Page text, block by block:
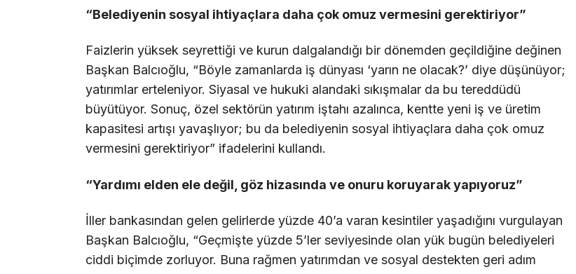
“Belediyenin sosyal ihtiyaçlara daha çok omuz vermesini gerektiriyor”
Faizlerin yüksek seyrettiği ve kurun dalgalandığı bir dönemden geçildiğine değinen
Başkan Balcıoğlu, “Böyle zamanlarda iş dünyası ‘yarın ne olacak?’ diye düşünüyor;
yatırımlar erteleniyor. Siyasal ve hukuki alandaki sıkışmalar da bu tereddüdü
büyütüyor. Sonuç, özel sektörün yatırım iştahı azalınca, kentte yeni iş ve üretim
kapasitesi artışı yavaşlıyor; bu da belediyenin sosyal ihtiyaçlara daha çok omuz
vermesini gerektiriyor” ifadelerini kullandı.
“Yardımı elden ele değil, göz hizasında ve onuru koruyarak yapıyoruz”
İller bankasından gelen gelirlerde yüzde 40’a varan kesintiler yaşadığını vurgulayan
Başkan Balcıoğlu, “Geçmişte yüzde 5’ler seviyesinde olan yük bugün belediyeleri
ciddi biçimde zorluyor. Buna rağmen yatırımdan ve sosyal destekten geri adım